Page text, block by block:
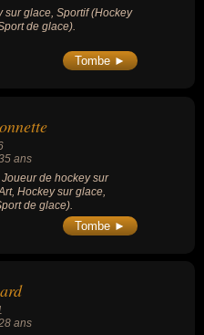
sur glace, Sportif (Hockey
de glace).
Tombe ►
35 ans
de hockey sur
Hockey sur glace,
de glace).
Tombe ►
ans